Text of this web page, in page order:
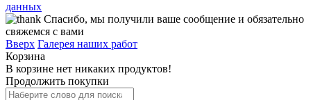
данных
Спасибо, мы получили ваше сообщение и обязательно
свяжемся с вами
Вверх Галерея наших работ
Корзина
В корзине нет никаких продуктов!
Продолжить покупки